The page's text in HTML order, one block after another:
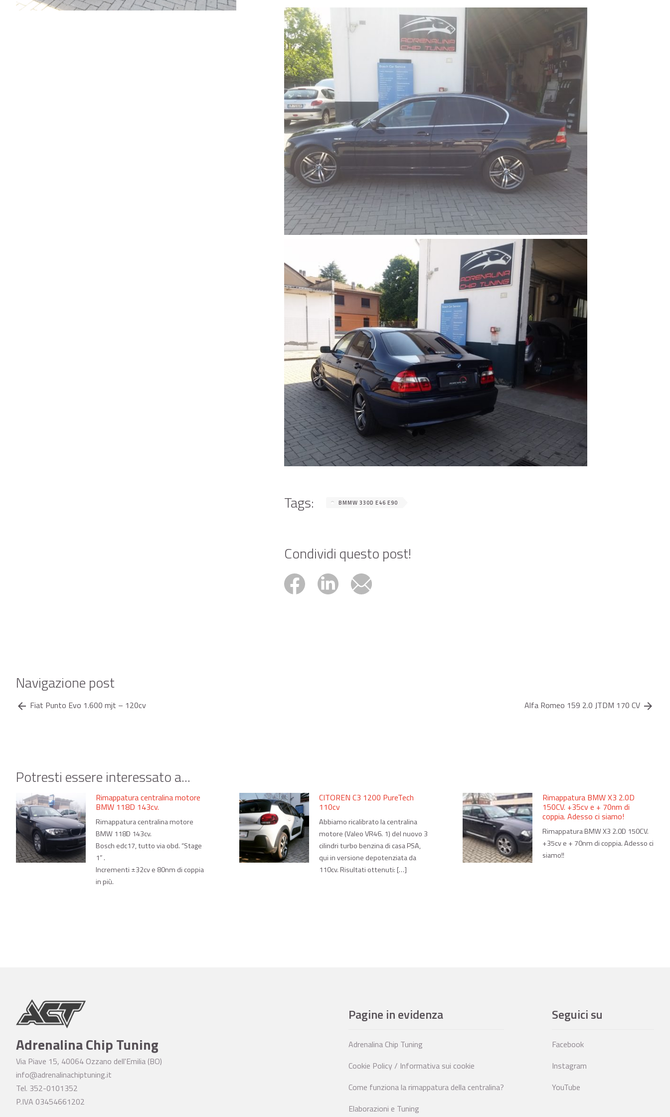
Tags: BMMW 330D E46 E90
Condividi questo post!
Navigazione post
arrow_back Fiat Punto Evo 1.600 mjt – 120cv Alfa Romeo 159 2.0 JTDM 170 CV arrow_forward
Potresti essere interessato a...
Rimappatura centralina motore
BMW 118D 143cv.
Rimappatura centralina motore
BMW 118D 143cv.
Bosch edc17, tutto via obd. “Stage
1” .
Incrementi ±32cv e 80nm di coppia
in più.
CITOREN C3 1200 PureTech
110cv
Abbiamo ricalibrato la centralina
motore (Valeo VR46. 1) del nuovo 3
cilindri turbo benzina di casa PSA,
qui in versione depotenziata da
110cv. Risultati ottenuti: […]
Rimappatura BMW X3 2.0D
150CV. +35cv e + 70nm di
coppia. Adesso ci siamo!
Rimappatura BMW X3 2.0D 150CV.
+35cv e + 70nm di coppia. Adesso ci
siamo!!
Adrenalina Chip Tuning
Via Piave 15, 40064 Ozzano dell'Emilia (BO)
info@adrenalinachiptuning.it
Tel. 352-0101352
P.IVA 03454661202
Pagine in evidenza
Adrenalina Chip Tuning
Cookie Policy / Informativa sui cookie
Come funziona la rimappatura della centralina?
Elaborazioni e Tuning
Seguici su
Facebook
Instagram
YouTube